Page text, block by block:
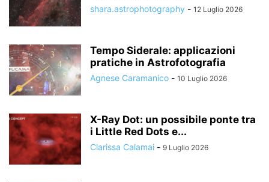
shara.astrophotography - 12 Luglio 2026
Tempo Siderale: applicazioni
pratiche in Astrofotografia
Agnese Caramanico - 10 Luglio 2026
X-Ray Dot: un possibile ponte tra
i Little Red Dots e...
Clarissa Calamai - 9 Luglio 2026